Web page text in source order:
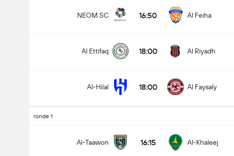
NEOM SC 16:50 Al Feiha
Al Ettifaq 18:00 Al Riyadh
Al-Hilal 18:00 Al Faysaly
ronde 1
Al-Taawon 16:15 Al-Khaleej